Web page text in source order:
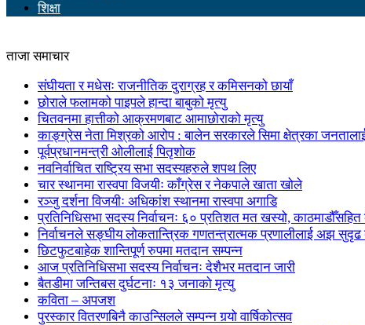
शिक्षा
ताजा समाचार
संघीयता र मधेसः राजनीतिक दुराग्रह र कमिसनको छायाँ
छोराले फलामको पाइपले हान्दा बाबुको मृत्यु
चितवनमा हात्तीको आक्रमणबाट आमाछोराको मृत्यु
काङ्ग्रेस नेता मिश्रको आरोप : बालेन सरकारले सिमा क्षेत्रका
पूर्वप्रधानमन्त्री ओलीलाई पितृशोक
नवनिर्वाचित राष्ट्रिय सभा सदस्यहरुले शपथ लिए
चार स्थानमा रास्वपा विजयीः काँग्रेस र नेकपाले खाता खोले
रञ्जु दर्शना विजयीः अधिकांश स्थानमा रास्वपा अगाडि
प्रतिनिधिसभा सदस्य निर्वाचनः ६० प्रतिशत मत खस्यो,
निर्वाचनले सङ्घीय लोकतान्त्रिक गणतन्त्रात्मक प्रणालीलाई अझ सुदृढ
छिटफुटबाहेक शान्तिपूर्ण रुपमा मतदान सम्पन्न
आज प्रतिनिधिसभा सदस्य निर्वाचनः देशैभर मतदान जारी
बैतडीमा जन्तिबस दुर्घटनाः १३ जनाको मृत्यु
कविता – अपजश
पुरस्कार वितरणबिनै काउन्सिलले सम्पन्न गर्‍यो वार्षिकोत्सव